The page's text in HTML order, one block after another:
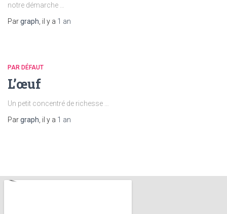
notre démarche …
Pargraph , il y a 1 an
PAR DÉFAUT
L’œuf
Un petit concentré de richesse …
Pargraph , il y a 1 an